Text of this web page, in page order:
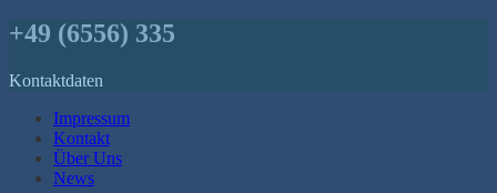
+49 (6556) 335
Kontaktdaten
Impressum
Kontakt
Über Uns
News